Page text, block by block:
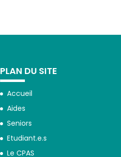
PLAN DU SITE
Accueil
Aides
Seniors
Etudiant.e.s
Le CPAS